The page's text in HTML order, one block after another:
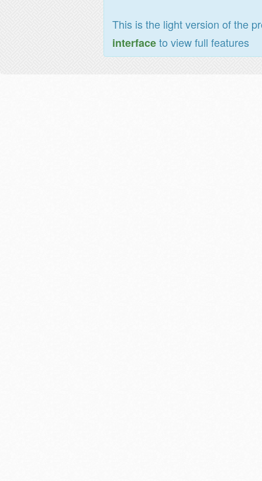
This is the light version of the
interfaceto view full features